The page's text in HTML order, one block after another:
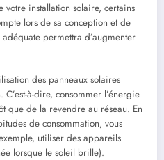
votre installation solaire, certains
lors de sa conception et de
permettra d’augmenter
des panneaux solaires
à-dire, consommer l’énergie
que de la revendre au réseau. En
de consommation, vous
utiliser des appareils
lorsque le soleil brille).